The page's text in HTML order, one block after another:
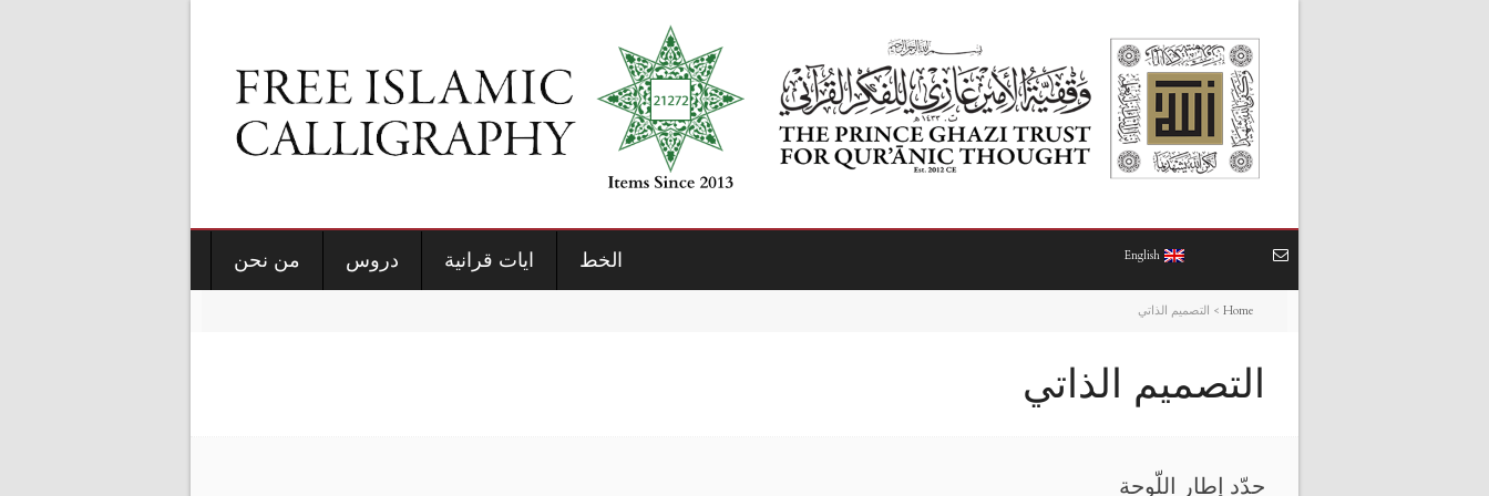
الخط ايات قرانية دروس من نحن English
Home
> التصميم الذاتي
التصميم الذاتي
حدّد إطار اللّوحة